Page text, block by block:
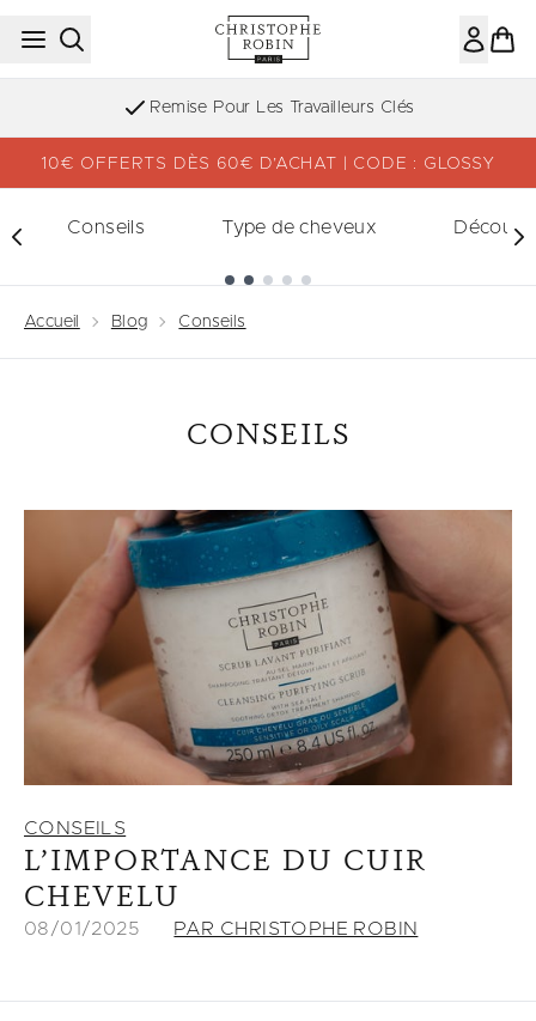
Passer au contenu principal
Remise Pour Les Travailleurs Clés
10€ OFFERTS DÈS 60€ D’ACHAT | CODE : GLOSSY
Conseils Type de cheveux
Accueil Blog Conseils
CONSEILS
CONSEILS
L’IMPORTANCE DU CUIR
CHEVELU
08/01/2025 PAR CHRISTOPHE ROBIN